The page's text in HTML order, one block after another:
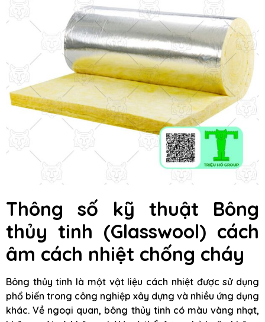
Thông số kỹ thuật Bông
thủy tinh (Glasswool) cách
âm cách nhiệt chống cháy
Bông thủy tinh là một vật liệu cách nhiệt được sử dụng
phổ biến trong công nghiệp xây dựng và nhiều ứng dụng
khác. Về ngoại quan, bông thủy tinh có màu vàng nhạt,